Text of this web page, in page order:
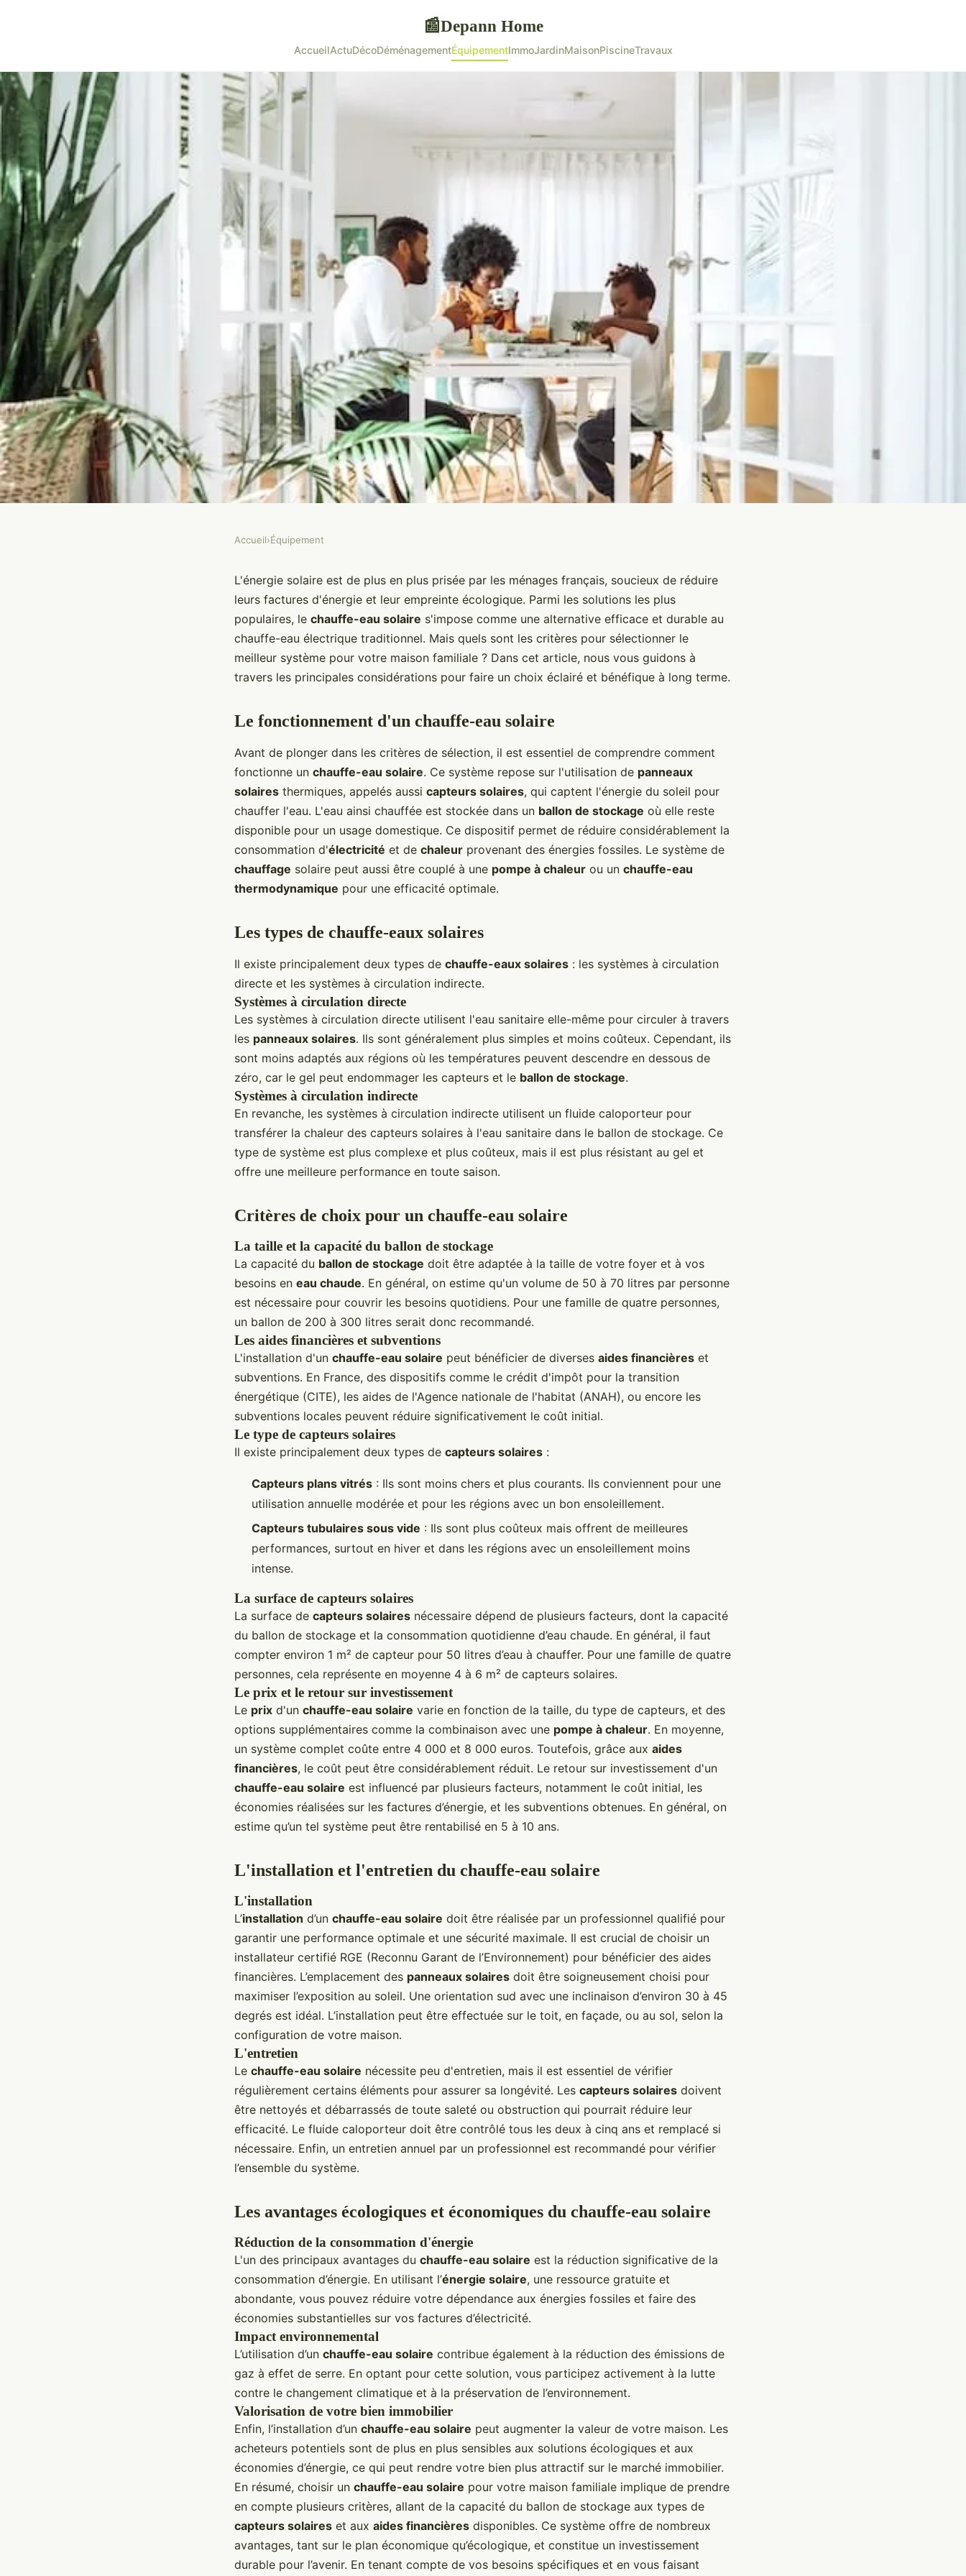
📰Depann Home
AccueilActuDécoDéménagementÉquipementImmoJardinMaisonPiscineTravaux
Quels sont les critères pour sélectionner
un chauffe-eau solaire pour une maison
Accueil›Équipement
L'énergie solaire est de plus en plus prisée par les ménages français, soucieux de réduire
leurs factures d'énergie et leur empreinte écologique. Parmi les solutions les plus
populaires, le chauffe-eau solaire s'impose comme une alternative efficace et durable au
chauffe-eau électrique traditionnel. Mais quels sont les critères pour sélectionner le
meilleur système pour votre maison familiale ? Dans cet article, nous vous guidons à
travers les principales considérations pour faire un choix éclairé et bénéfique à long terme.
Le fonctionnement d'un chauffe-eau solaire
Avant de plonger dans les critères de sélection, il est essentiel de comprendre comment
fonctionne un chauffe-eau solaire. Ce système repose sur l'utilisation de panneaux
solaires thermiques, appelés aussi capteurs solaires, qui captent l'énergie du soleil pour
chauffer l'eau. L'eau ainsi chauffée est stockée dans un ballon de stockage où elle reste
disponible pour un usage domestique. Ce dispositif permet de réduire considérablement la
consommation d'électricité et de chaleur provenant des énergies fossiles. Le système de
chauffage solaire peut aussi être couplé à une pompe à chaleur ou un chauffe-eau
thermodynamique pour une efficacité optimale.
Les types de chauffe-eaux solaires
Il existe principalement deux types de chauffe-eaux solaires : les systèmes à circulation
directe et les systèmes à circulation indirecte.
Systèmes à circulation directe
Les systèmes à circulation directe utilisent l'eau sanitaire elle-même pour circuler à travers
les panneaux solaires. Ils sont généralement plus simples et moins coûteux. Cependant, ils
sont moins adaptés aux régions où les températures peuvent descendre en dessous de
zéro, car le gel peut endommager les capteurs et le ballon de stockage.
Systèmes à circulation indirecte
En revanche, les systèmes à circulation indirecte utilisent un fluide caloporteur pour
transférer la chaleur des capteurs solaires à l'eau sanitaire dans le ballon de stockage. Ce
type de système est plus complexe et plus coûteux, mais il est plus résistant au gel et
offre une meilleure performance en toute saison.
Critères de choix pour un chauffe-eau solaire
La taille et la capacité du ballon de stockage
La capacité du ballon de stockage doit être adaptée à la taille de votre foyer et à vos
besoins en eau chaude. En général, on estime qu'un volume de 50 à 70 litres par personne
est nécessaire pour couvrir les besoins quotidiens. Pour une famille de quatre personnes,
un ballon de 200 à 300 litres serait donc recommandé.
Les aides financières et subventions
L'installation d'un chauffe-eau solaire peut bénéficier de diverses aides financières et
subventions. En France, des dispositifs comme le crédit d'impôt pour la transition
énergétique (CITE), les aides de l'Agence nationale de l'habitat (ANAH), ou encore les
subventions locales peuvent réduire significativement le coût initial.
Le type de capteurs solaires
Il existe principalement deux types de capteurs solaires :
Capteurs plans vitrés : Ils sont moins chers et plus courants. Ils conviennent pour une
utilisation annuelle modérée et pour les régions avec un bon ensoleillement.
Capteurs tubulaires sous vide : Ils sont plus coûteux mais offrent de meilleures
performances, surtout en hiver et dans les régions avec un ensoleillement moins
intense.
La surface de capteurs solaires
La surface de capteurs solaires nécessaire dépend de plusieurs facteurs, dont la capacité
du ballon de stockage et la consommation quotidienne d’eau chaude. En général, il faut
compter environ 1 m² de capteur pour 50 litres d’eau à chauffer. Pour une famille de quatre
personnes, cela représente en moyenne 4 à 6 m² de capteurs solaires.
Le prix et le retour sur investissement
Le prix d'un chauffe-eau solaire varie en fonction de la taille, du type de capteurs, et des
options supplémentaires comme la combinaison avec une pompe à chaleur. En moyenne,
un système complet coûte entre 4 000 et 8 000 euros. Toutefois, grâce aux aides
financières, le coût peut être considérablement réduit. Le retour sur investissement d'un
chauffe-eau solaire est influencé par plusieurs facteurs, notamment le coût initial, les
économies réalisées sur les factures d’énergie, et les subventions obtenues. En général, on
estime qu’un tel système peut être rentabilisé en 5 à 10 ans.
L'installation et l'entretien du chauffe-eau solaire
L'installation
L’installation d’un chauffe-eau solaire doit être réalisée par un professionnel qualifié pour
garantir une performance optimale et une sécurité maximale. Il est crucial de choisir un
installateur certifié RGE (Reconnu Garant de l’Environnement) pour bénéficier des aides
financières. L’emplacement des panneaux solaires doit être soigneusement choisi pour
maximiser l’exposition au soleil. Une orientation sud avec une inclinaison d’environ 30 à 45
degrés est idéal. L’installation peut être effectuée sur le toit, en façade, ou au sol, selon la
configuration de votre maison.
L'entretien
Le chauffe-eau solaire nécessite peu d'entretien, mais il est essentiel de vérifier
régulièrement certains éléments pour assurer sa longévité. Les capteurs solaires doivent
être nettoyés et débarrassés de toute saleté ou obstruction qui pourrait réduire leur
efficacité. Le fluide caloporteur doit être contrôlé tous les deux à cinq ans et remplacé si
nécessaire. Enfin, un entretien annuel par un professionnel est recommandé pour vérifier
l’ensemble du système.
Les avantages écologiques et économiques du chauffe-eau solaire
Réduction de la consommation d'énergie
L'un des principaux avantages du chauffe-eau solaire est la réduction significative de la
consommation d’énergie. En utilisant l’énergie solaire, une ressource gratuite et
abondante, vous pouvez réduire votre dépendance aux énergies fossiles et faire des
économies substantielles sur vos factures d’électricité.
Impact environnemental
L’utilisation d’un chauffe-eau solaire contribue également à la réduction des émissions de
gaz à effet de serre. En optant pour cette solution, vous participez activement à la lutte
contre le changement climatique et à la préservation de l’environnement.
Valorisation de votre bien immobilier
Enfin, l’installation d’un chauffe-eau solaire peut augmenter la valeur de votre maison. Les
acheteurs potentiels sont de plus en plus sensibles aux solutions écologiques et aux
économies d’énergie, ce qui peut rendre votre bien plus attractif sur le marché immobilier.
En résumé, choisir un chauffe-eau solaire pour votre maison familiale implique de prendre
en compte plusieurs critères, allant de la capacité du ballon de stockage aux types de
capteurs solaires et aux aides financières disponibles. Ce système offre de nombreux
avantages, tant sur le plan économique qu’écologique, et constitue un investissement
durable pour l’avenir. En tenant compte de vos besoins spécifiques et en vous faisant